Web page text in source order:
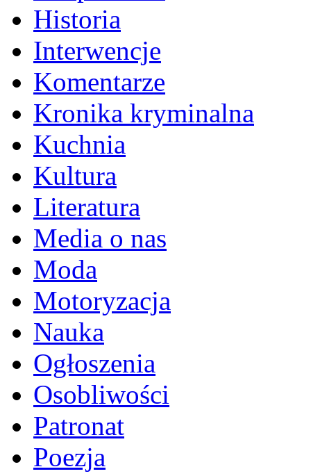
Historia
Interwencje
Komentarze
Kronika kryminalna
Kuchnia
Kultura
Literatura
Media o nas
Moda
Motoryzacja
Nauka
Ogłoszenia
Osobliwości
Patronat
Poezja